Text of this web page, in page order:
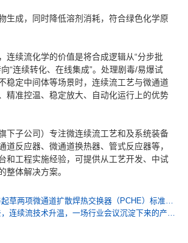
生成，同时降低溶剂消耗，符合绿色化学原
连续流化学的价值是将合成逻辑从“分步批
“连续转化、在线集成”。处理剧毒/易爆试
稳定中间体等场景时，连续流工艺与微通道
精准控温、稳定放大、自动化运行上的优势
下子公司）专注微连续流工艺和及系统装备
道反应器、微通道换热器、管式反应器等，
和工程实施经验，可提供从工艺开发、中试
整体解决方案。
沈氏科技参与起草两项微通道扩散焊热交换器（PCHE）标准，持续深耕先进换热技术应用
价格竞争退去，连续流技术升温，一场行业会议沉淀下来的产业信号